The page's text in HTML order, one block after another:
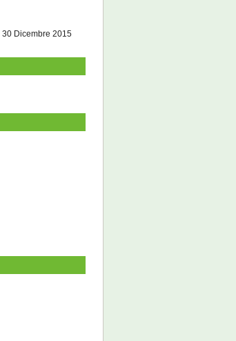
30 Dicembre 2015